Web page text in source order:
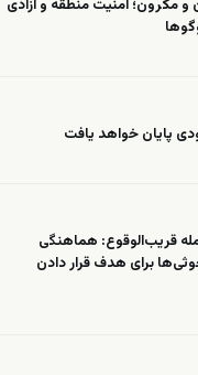
مکرون؛ امنیت منطقه و آزادی
پایان خواهد یافت
قریب‌الوقوع: هماهنگی
برای هدف قرار دادن